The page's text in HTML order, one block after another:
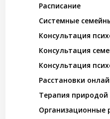
Расписание
Системные
Консультация
Консультация
Консультация
Расстановки
Терапия природой
Организационные